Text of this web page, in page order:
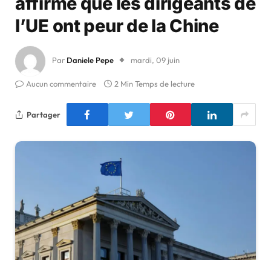
l’UE ont peur de la Chine
Par Daniele Pepe mardi, 09 juin
Aucun commentaire 2 Min Temps de lecture
Partager